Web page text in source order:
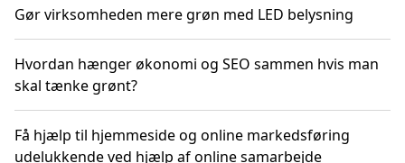
Gør virksomheden mere grøn med LED belysning
Hvordan hænger økonomi og SEO sammen hvis man
skal tænke grønt?
Få hjælp til hjemmeside og online markedsføring
udelukkende ved hjælp af online samarbejde